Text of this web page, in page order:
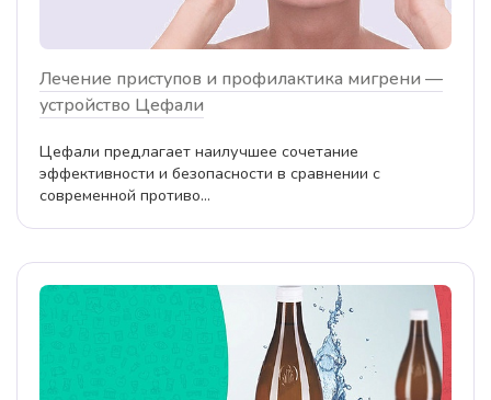
Лечение приступов и профилактика мигрени —
устройство Цефали
Цефали предлагает наилучшее сочетание
эффективности и безопасности в сравнении с
современной противо...